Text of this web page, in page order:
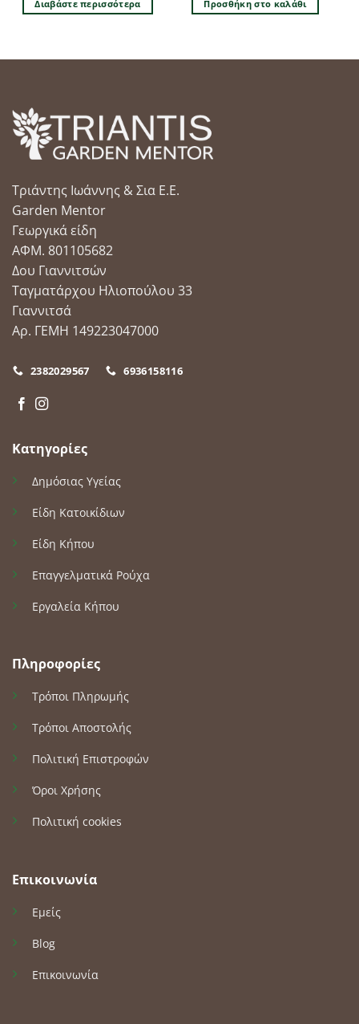
35.00 €.είναι:
29.90 €.
Διαβάστε περισσότερα Προσθήκη στο καλάθι
Τριάντης Ιωάννης & Σια Ε.Ε.
Garden Mentor
Γεωργικά είδη
ΑΦΜ. 801105682
Δου Γιαννιτσών
Ταγματάρχου Ηλιοπούλου 33
Γιαννιτσά
Αρ. ΓΕΜΗ 149223047000
2382029567 6936158116
Κατηγορίες
Δημόσιας Υγείας
Είδη Κατοικίδιων
Είδη Κήπου
Επαγγελματικά Ρούχα
Εργαλεία Κήπου
Πληροφορίες
Τρόποι Πληρωμής
Τρόποι Αποστολής
Πολιτική Επιστροφών
Όροι Χρήσης
Πολιτική cookies
Επικοινωνία
Εμείς
Blog
Επικοινωνία